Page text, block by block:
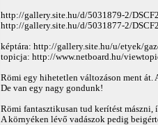
http://gallery.site.hu/d/5031879-2/
http://gallery.site.hu/d/5031877-2/
képtára: http://gallery.site.hu/u/etyek/
topicja: http://www.netboard.hu/
Römi egy hihetetlen változáson ment át.
De van egy nagy gondunk!
Römi fantasztikusan tud kerítést mászni,
A környéken lévő vadászok pedig